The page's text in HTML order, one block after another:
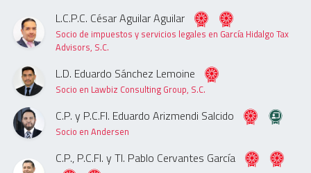
L.C.P.C. César Aguilar Aguilar
Socio de impuestos y servicios legales en García Hidalgo Tax
Advisors, S.C.
L.D. Eduardo Sánchez Lemoine
Socio en Lawbiz Consulting Group, S.C.
C.P. y P.C.FI. Eduardo Arizmendi Salcido
Socio en Andersen
C.P., P.C.FI. y TI. Pablo Cervantes García